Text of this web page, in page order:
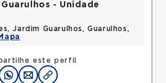
este perfil
- Unidade
Jardim Guarulhos, Guarulhos,